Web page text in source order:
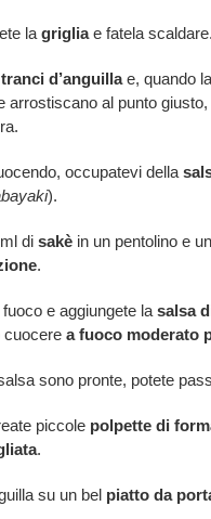
lagrigliae fatela scaldare.
tranci d’anguillae, quando
arrostiscano al punto
occupatevi della
).
di sakèin un pentolino e
.
e aggiungete la salsa
cuocere a fuoco moderato
sono pronte, potete
piccole polpette di
.
su un bel piatto da